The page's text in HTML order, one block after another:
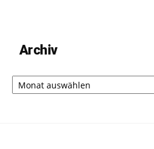
Archiv
Archiv